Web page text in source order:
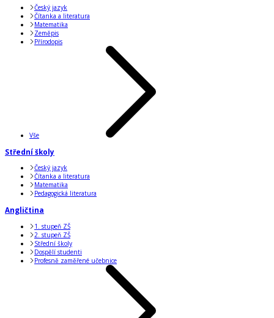
Český jazyk
Čítanka a literatura
Matematika
Zeměpis
Přírodopis
Vše
Střední školy
Český jazyk
Čítanka a literatura
Matematika
Pedagogická literatura
Angličtina
1. stupeň ZŠ
2. stupeň ZŠ
Střední školy
Dospělí studenti
Profesně zaměřené učebnice